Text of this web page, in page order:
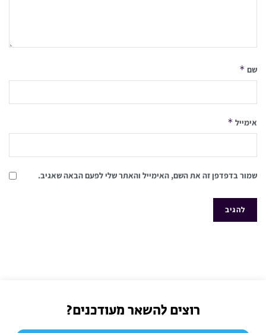
שם *
אימייל *
שמור בדפדפן זה את השם, האימייל והאתר שלי לפעם הבאה שאגיב.
רוצים להשאר מעודכנים?